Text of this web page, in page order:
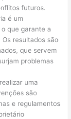
futuros.
é um
que garante a
resultados são
que servem
problemas
uma
são
e regulamentos